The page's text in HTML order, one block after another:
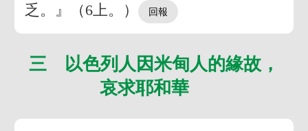
乏。』（6上。）
三 以色列人因米甸人的緣故，
哀求耶和華